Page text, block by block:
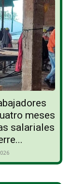
meses
salariales